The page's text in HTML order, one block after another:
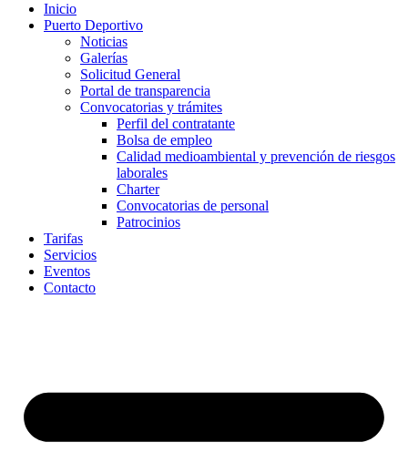
Inicio
Puerto Deportivo
Noticias
Galerías
Solicitud General
Portal de transparencia
Convocatorias y trámites
Perfil del contratante
Bolsa de empleo
Calidad medioambiental y prevención de riesgos
laborales
Charter
Convocatorias de personal
Patrocinios
Tarifas
Servicios
Eventos
Contacto